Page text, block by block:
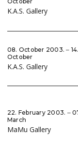
K.A.S. Gallery
08. October 2003. ‒ 14.
October
K.A.S. Gallery
22. February 2003. ‒
March
MaMu Gallery